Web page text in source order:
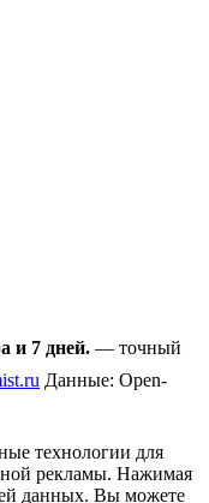
и 7 дней. — точный
Данные: Open-
технологии для
рекламы. Нажимая
данных. Вы можете